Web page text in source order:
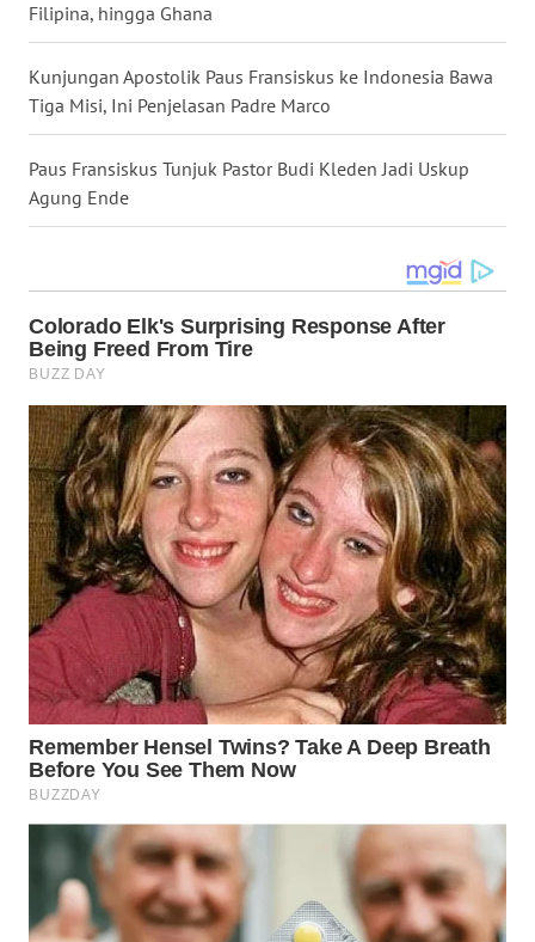
Filipina, hingga Ghana
Kunjungan Apostolik Paus Fransiskus ke Indonesia Bawa
Tiga Misi, Ini Penjelasan Padre Marco
Paus Fransiskus Tunjuk Pastor Budi Kleden Jadi Uskup
Agung Ende
WN
WN
WN
DAIRI
WN
DANAU
TOBA
WN
NIAS
WN
LANGKAT
WN
TAPANULI
SELATAN
WN
TANJUNG
LESUNG
KARO
WN
SIMALUNGUN